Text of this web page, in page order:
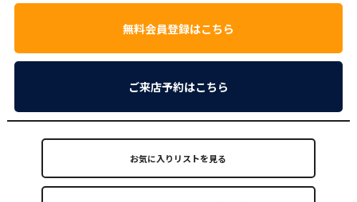
無料会員登録はこちら
ご来店予約はこちら
お気に入りリストを見る